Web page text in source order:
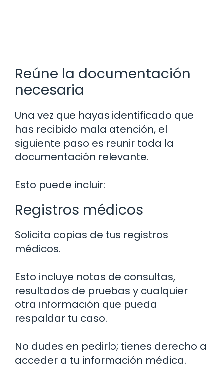
Reúne la documentación
necesaria
Una vez que hayas identificado que
has recibido mala atención, el
siguiente paso es reunir toda la
documentación relevante.
Esto puede incluir:
Registros médicos
Solicita copias de tus registros
médicos.
Esto incluye notas de consultas,
resultados de pruebas y cualquier
otra información que pueda
respaldar tu caso.
No dudes en pedirlo; tienes derecho a
acceder a tu información médica.